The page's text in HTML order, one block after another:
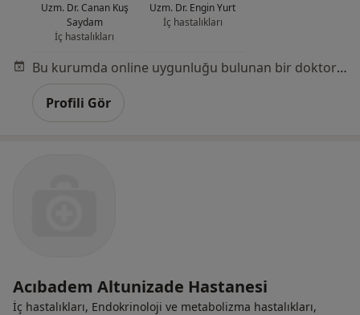
Uzm. Dr. Canan Kuş
Saydam
İç hastalıkları
Uzm. Dr. Engin Yurt
İç hastalıkları
Bu kurumda online uygunluğu bulunan bir doktor veya uzman bulunamadı
Profili Gör
Acıbadem Altunizade Hastanesi
İç hastalıkları, Endokrinoloji ve metabolizma hastalıkları,